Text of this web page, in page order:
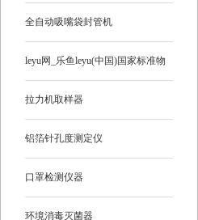
全自动吸嘴袋封管机
leyu网_乐鱼leyu(中国)国家标准物
质
拉力机取样器
铝箔针孔度测定仪
口罩检测仪器
环境消毒灭菌器